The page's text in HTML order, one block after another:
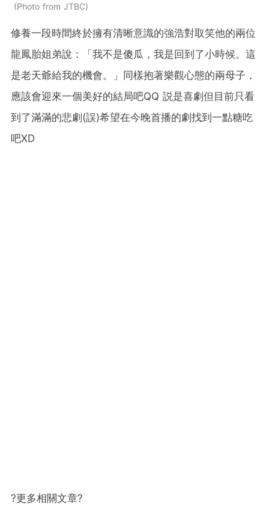
Photo from JTBC
修養一段時間終於擁有清晰意識的強浩對取笑他的兩位
龍鳳胎姐弟說：「我不是傻瓜，我是回到了小時候。這
是老天爺給我的機會。」同樣抱著樂觀心態的兩母子，
應該會迎來一個美好的結局吧QQ 説是喜劇但目前只看
到了滿滿的悲劇(誤)希望在今晚首播的劇找到一點糖吃
吧XD
?更多相關文章?